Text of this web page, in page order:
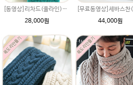
[동영상]리차드(울라인)목도리패키지/목도리뜨기 도안/목도리뜨개질/남자목도리뜨개질 여자꽈배기목도리뜨는방법/겨울 목도리털실 뜨개실/뜨개질배우기
28,000원
44,000원